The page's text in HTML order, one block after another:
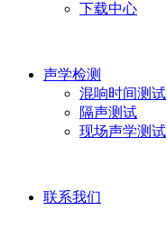
下载中心
声学检测
混响时间测试
隔声测试
现场声学测试
联系我们